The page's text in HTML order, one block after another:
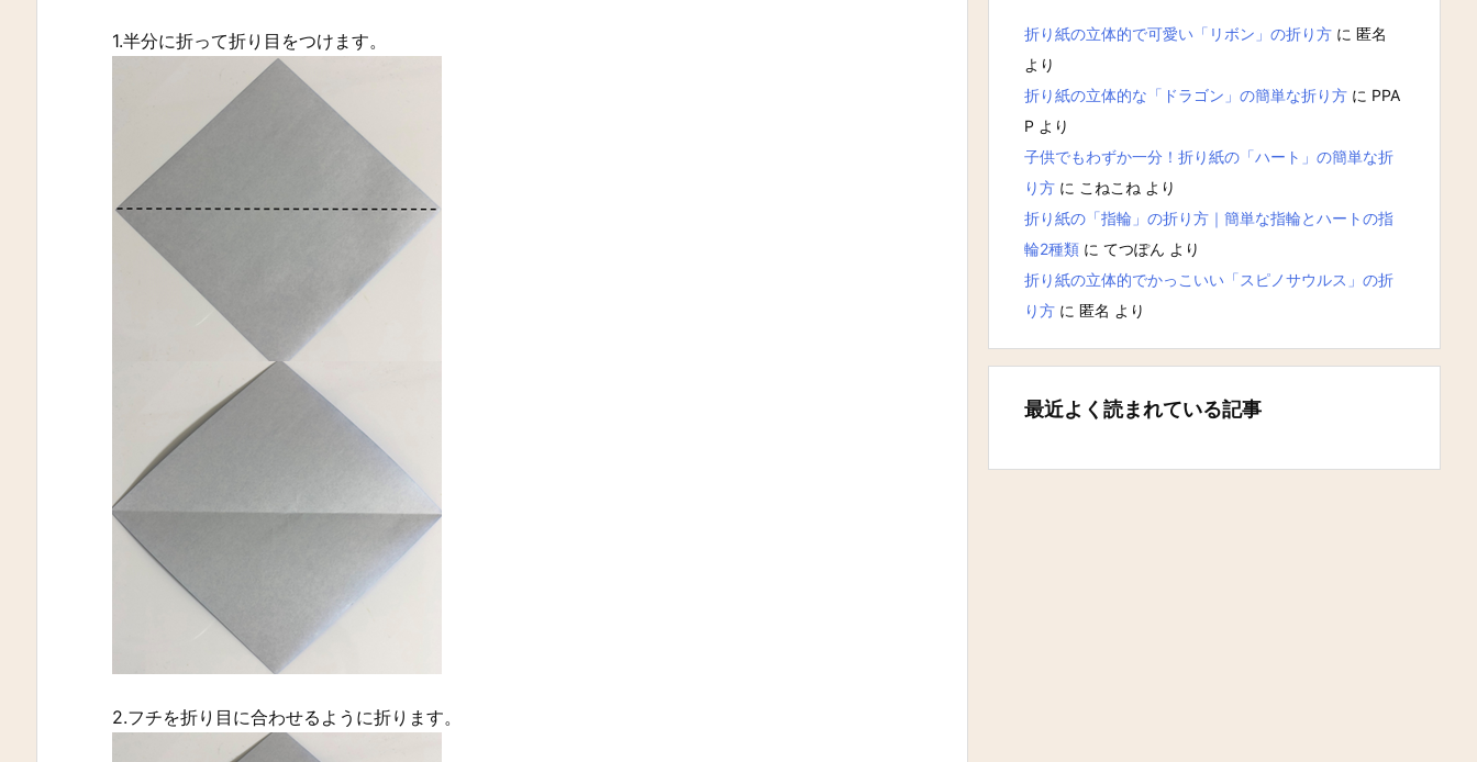
1.半分に折って折り目をつけます。
2.フチを折り目に合わせるように折ります。
折り紙の立体的で可愛い「リボン」の折り方 に 匿名
より
折り紙の立体的な「ドラゴン」の簡単な折り方 に PPA
P より
子供でもわずか一分！折り紙の「ハート」の簡単な折
り方 に こねこね より
折り紙の「指輪」の折り方｜簡単な指輪とハートの指
輪2種類 に てつぽん より
折り紙の立体的でかっこいい「スピノサウルス」の折
り方 に 匿名 より
最近よく読まれている記事